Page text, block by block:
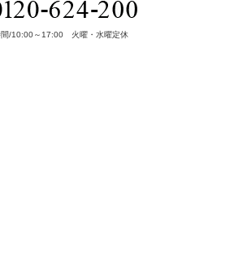
間/10:00～17:00 火曜・水曜定休